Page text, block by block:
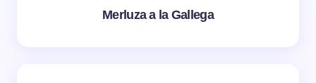
Merluza a la Gallega